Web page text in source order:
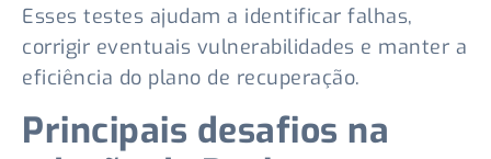
Esses testes ajudam a identificar falhas,
corrigir eventuais vulnerabilidades e manter a
eficiência do plano de recuperação.
Principais desafios na